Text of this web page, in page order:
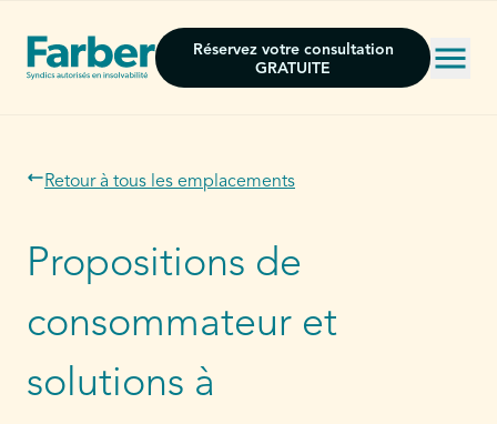
Réservez votre consultation
GRATUITE
Retour à tous les emplacements
Propositions de
consommateur et
solutions à